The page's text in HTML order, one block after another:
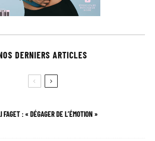
DERNIERS ARTICLES
FAGET : « DÉGAGER DE L’ÉMOTION »